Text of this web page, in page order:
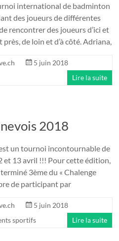
international de badminton
des joueurs de différentes
rencontrer des joueurs d’ici et
de loin et d’à côté. Adriana,
5 juin 2018
Lire la suite
2018
un tournoi incontournable de
et 13 avril !!! Pour cette édition,
3ème du « Chalenge
de participant par
5 juin 2018
sportifs Lire la suite